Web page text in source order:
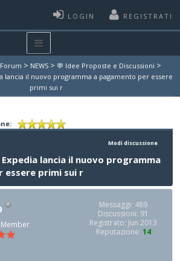
LOGIN REGISTRATI
> NEWS > 💬 Idee Proposte e Discussioni >
lancia il nuovo programma a pagamento per essere
primi sui r
Modi discussione
Expedia lancia il nuovo programma
essere primi sui r
Messaggi: 489
Discussioni: 91
Registrato: Jun 2013
Reputazione: 14